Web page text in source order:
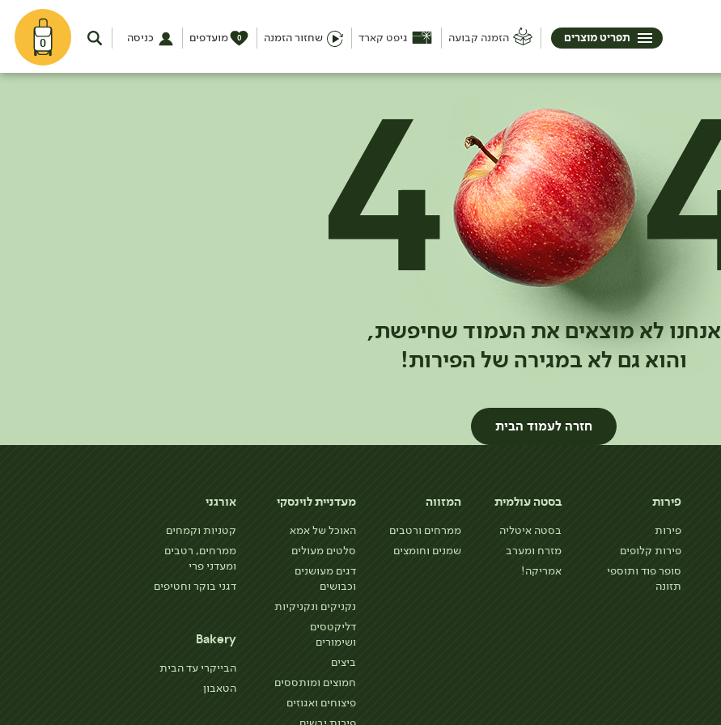
0 הזמנה קבועה גיפט קארד שחזור הזמנה מועדפים 0 כניסה תפריט מוצרים
אנחנו לא מוצאים את העמוד שחיפשת,
והוא גם לא במגירה של הפירות!
חזרה לעמוד הבית
פירות
פירות
פירות קלופים
סופר פוד ותוספי
תזונה
בסטה עולמית
בסטה איטליה
מזרח ומערב
אמריקה!
המזווה
ממרחים ורטבים
שמנים וחומצים
מעדניית לוינסקי
האוכל של אמא
סלטים מעולים
דגים מעושנים
וכבושים
נקניקים ונקניקיות
דליקטסים
ושימורים
ביצים
חמוצים ומותססים
פיצוחים ואגוזים
אורגני
קטניות וקמחים
ממרחים, רטבים
ומעדני פרי
דגני בוקר וחטיפים
Bakery
הבייקרי עד הבית
הטאבון